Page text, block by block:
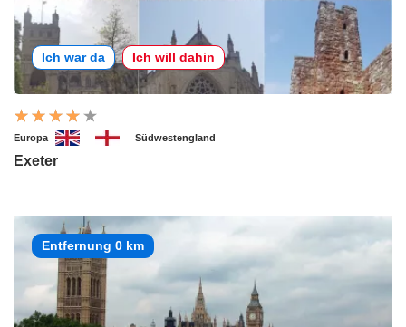
Ich war da Ich will dahin
Europa Südwestengland
Exeter
Entfernung 0 km